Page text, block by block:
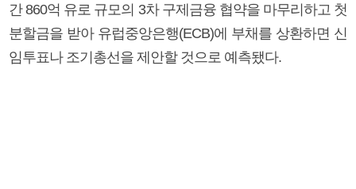
간 860억 유로 규모의 3차 구제금융 협약을 마무리하고 첫
분할금을 받아 유럽중앙은행(ECB)에 부채를 상환하면 신
임투표나 조기총선을 제안할 것으로 예측됐다.